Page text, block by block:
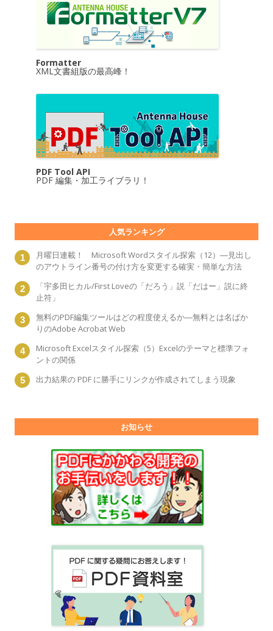
Formatter
XML文書組版の最高峰！
PDF Tool API
PDF 編集・加工ライブラリ！
人気ランキング
月曜日連載！ Microsoft Wordスタイル探索（12）―見出し
のアウトライン番号の付け方を変更する確実・簡単な方法
「宇多田ヒカル/First Loveの「だろう」説「だはー」説に終
止符」
無料のPDF編集ツールはどの程度使えるか―無料とは名ばか
りのAdobe Acrobat Web
Microsoft Excelスタイル探索（5）Excelのテーマと標準フォ
ントの関係
出力結果の PDF に勝手にリンクが作成されてしまう現象
お知らせ